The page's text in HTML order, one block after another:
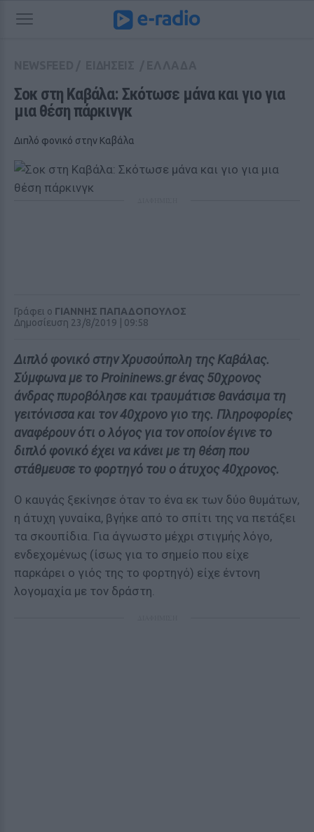
Σοκ στη Καβάλα: Σκότωσε μάνα και γιο για
μια θέση πάρκινγκ
Διπλό φονικό στην Καβάλα
Γράφει ο ΓΙΑΝΝΗΣ ΠΑΠΑΔΟΠΟΥΛΟΣ
Δημοσίευση 23/8/2019 | 09:58
Διπλό φονικό στην Χρυσούπολη της Καβάλας.
Σύμφωνα με το Proininews.gr ένας 50χρονος
άνδρας πυροβόλησε και τραυμάτισε θανάσιμα τη
γειτόνισσα και τον 40χρονο γιο της. Πληροφορίες
αναφέρουν ότι ο λόγος για τον οποίον έγινε το
διπλό φονικό έχει να κάνει με τη θέση που
στάθμευσε το φορτηγό του ο άτυχος 40χρονος.
Ο καυγάς ξεκίνησε όταν το ένα εκ των δύο θυμάτων,
η άτυχη γυναίκα, βγήκε από το σπίτι της να πετάξει
τα σκουπίδια. Για άγνωστο μέχρι στιγμής λόγο,
ενδεχομένως (ίσως για το σημείο που είχε
παρκάρει ο γιός της το φορτηγό) είχε έντονη
λογομαχία με τον δράστη.